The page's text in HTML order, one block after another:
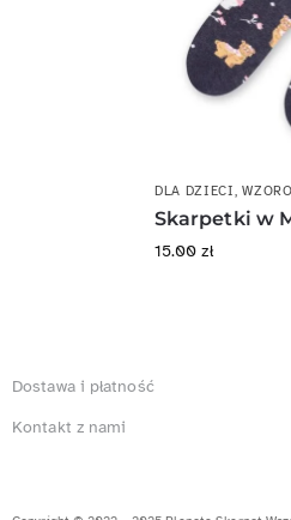
DLA DZIECI,
Skarpetki w
15.00zł
Dostawa i płatność
Kontakt z nami